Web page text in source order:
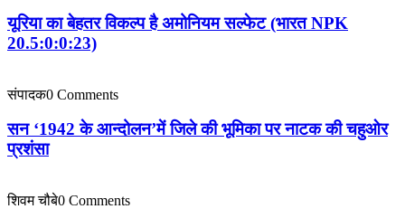
यूरिया का बेहतर विकल्प है अमोनियम सल्फेट (भारत NPK
20.5:0:0:23)
संपादक0 Comments
सन ‘1942 के आन्दोलन’में जिले की भूमिका पर नाटक की चहुओर
प्रशंसा
शिवम चौबे0 Comments